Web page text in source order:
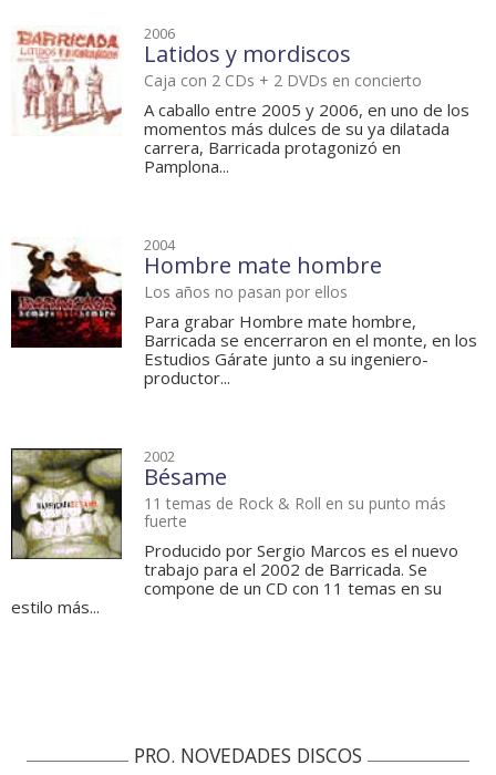
2006
Latidos y mordiscos
Caja con 2 CDs + 2 DVDs en concierto
A caballo entre 2005 y 2006, en uno de los
momentos más dulces de su ya dilatada
carrera, Barricada protagonizó en
Pamplona...
2004
Hombre mate hombre
Los años no pasan por ellos
Para grabar Hombre mate hombre,
Barricada se encerraron en el monte, en los
Estudios Gárate junto a su ingeniero-
productor...
2002
Bésame
11 temas de Rock & Roll en su punto más
fuerte
Producido por Sergio Marcos es el nuevo
trabajo para el 2002 de Barricada. Se
compone de un CD con 11 temas en su
estilo más...
PRO. NOVEDADES DISCOS